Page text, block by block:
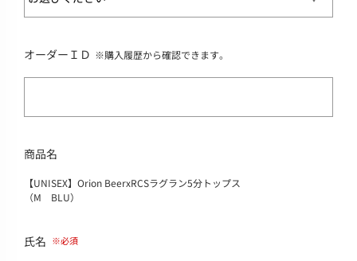
オーダーＩＤ ※購入履歴から確認できます。
商品名
【UNISEX】Orion BeerxRCSラグラン5分トップス
（M BLU）
氏名